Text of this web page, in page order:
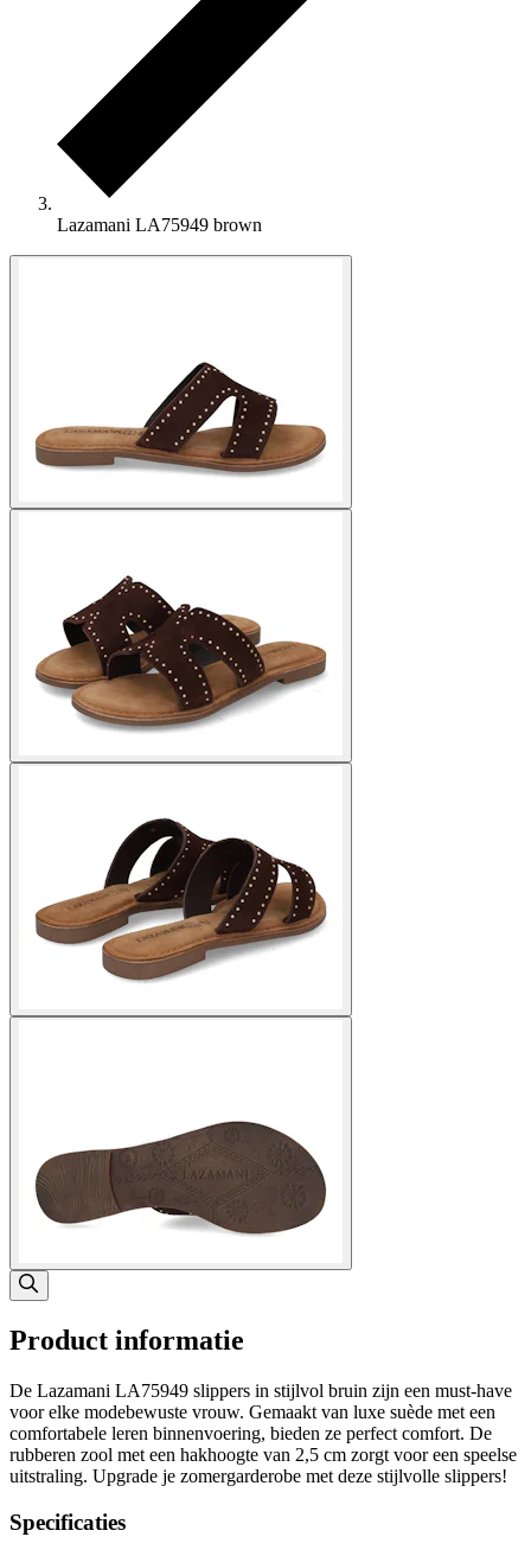
Lazamani LA75949 brown
Product informatie
De Lazamani LA75949 slippers in stijlvol bruin zijn een must-have
voor elke modebewuste vrouw. Gemaakt van luxe suède met een
comfortabele leren binnenvoering, bieden ze perfect comfort. De
rubberen zool met een hakhoogte van 2,5 cm zorgt voor een speelse
uitstraling. Upgrade je zomergarderobe met deze stijlvolle slippers!
Specificaties